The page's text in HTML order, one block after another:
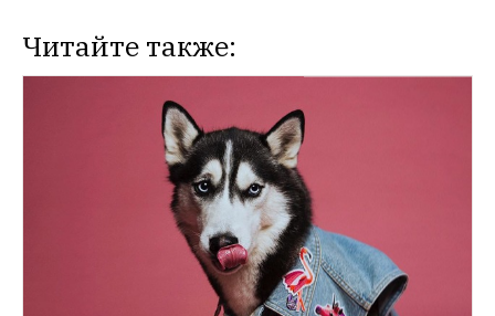
Читайте также: